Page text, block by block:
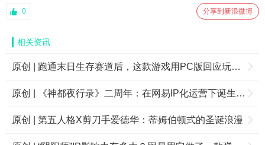
0 分享到新浪微博
相关资讯
原创 | 跑通末日生存赛道后，这款游戏用PC版回应玩家的呼声
原创 | 《神都夜行录》二周年：在网易IP化运营下诞生的“国风”品牌
原创 | 第五人格X剪刀手爱德华：蒂姆伯顿式的圣诞浪漫